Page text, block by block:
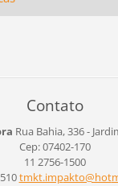
Contato
Rua Bahia, 336 -
Cep: 07402-170
11 2756-1500
tmkt.impakto@hot